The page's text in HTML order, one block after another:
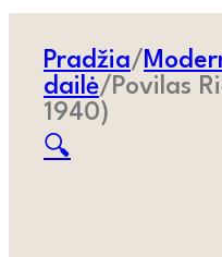
Pradžia/
dailė/ Povilas
1940)
🔍